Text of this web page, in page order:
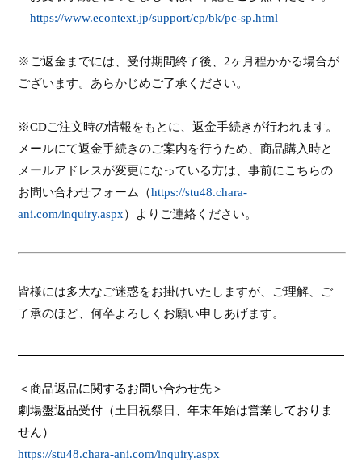
https://www.econtext.jp/support/cp/bk/pc-sp.html
※ご返金までには、受付期間終了後、2ヶ月程かかる場合が
ございます。あらかじめご了承ください。
※CDご注文時の情報をもとに、返金手続きが行われます。
メールにて返金手続きのご案内を行うため、商品購入時と
メールアドレスが変更になっている方は、事前にこちらの
お問い合わせフォーム（https://stu48.chara-
ani.com/inquiry.aspx）よりご連絡ください。
皆様には多大なご迷惑をお掛けいたしますが、ご理解、ご
了承のほど、何卒よろしくお願い申しあげます。
＜商品返品に関するお問い合わせ先＞
劇場盤返品受付（土日祝祭日、年末年始は営業しておりま
せん）
https://stu48.chara-ani.com/inquiry.aspx